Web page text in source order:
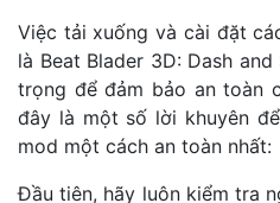
Việc tải xuống và cài đặt
là Beat Blader 3D: Dash
trọng để đảm bảo an toàn
đây là một số lời khuyên
mod một cách an toàn nhất:
Đầu tiên, hãy luôn kiểm tra